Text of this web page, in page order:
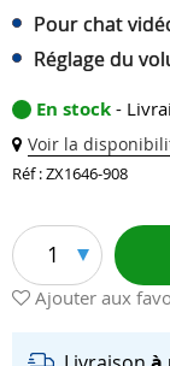
Pour chat
Réglage du
En stock -
Voir la
Réf : ZX1646-908
1
Ajouter aux